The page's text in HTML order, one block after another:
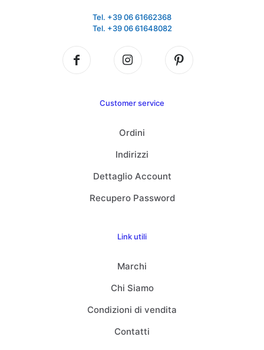
Tel. +39 06 61662368
Tel. +39 06 61648082
Customer service
Ordini
Indirizzi
Dettaglio Account
Recupero Password
Link utili
Marchi
Chi Siamo
Condizioni di vendita
Contatti